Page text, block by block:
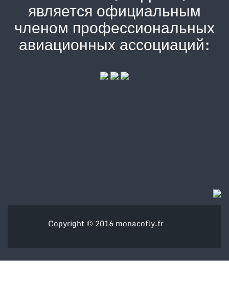
является официальным
членом профессиональных
авиационных ассоциаций:
Copyright © 2016 monacofly.fr